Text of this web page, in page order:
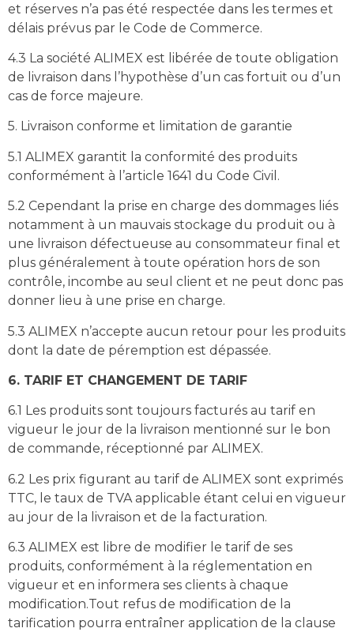
et réserves n’a pas été respectée dans les termes et
délais prévus par le Code de Commerce.
4.3 La société ALIMEX est libérée de toute obligation
de livraison dans l’hypothèse d’un cas fortuit ou d’un
cas de force majeure.
5. Livraison conforme et limitation de garantie
5.1 ALIMEX garantit la conformité des produits
conformément à l’article 1641 du Code Civil.
5.2 Cependant la prise en charge des dommages liés
notamment à un mauvais stockage du produit ou à
une livraison défectueuse au consommateur final et
plus généralement à toute opération hors de son
contrôle, incombe au seul client et ne peut donc pas
donner lieu à une prise en charge.
5.3 ALIMEX n’accepte aucun retour pour les produits
dont la date de péremption est dépassée.
6. TARIF ET CHANGEMENT DE TARIF
6.1 Les produits sont toujours facturés au tarif en
vigueur le jour de la livraison mentionné sur le bon
de commande, réceptionné par ALIMEX.
6.2 Les prix figurant au tarif de ALIMEX sont exprimés
TTC, le taux de TVA applicable étant celui en vigueur
au jour de la livraison et de la facturation.
6.3 ALIMEX est libre de modifier le tarif de ses
produits, conformément à la réglementation en
vigueur et en informera ses clients à chaque
modification.Tout refus de modification de la
tarification pourra entraîner application de la clause